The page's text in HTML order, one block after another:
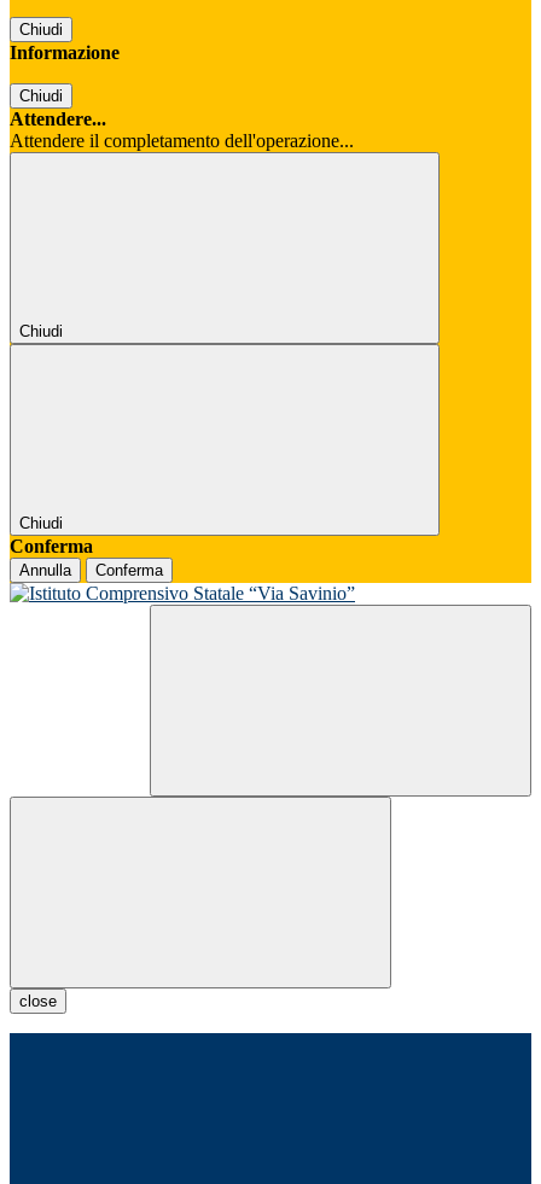
Chiudi
Informazione
Chiudi
Attendere...
Attendere il completamento dell'operazione...
Chiudi
Chiudi
Conferma
Annulla Conferma
close